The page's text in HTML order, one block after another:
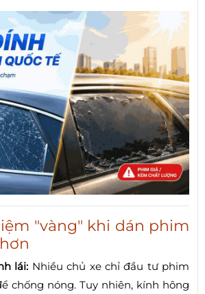
"vàng" khi dán phim
lái: Nhiều chủ xe chỉ đầu tư phim
chống nóng. Tuy nhiên, kính hông